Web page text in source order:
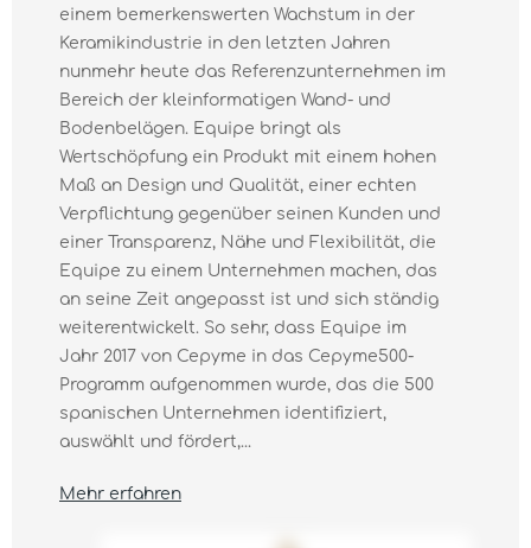
einem bemerkenswerten Wachstum in der
Keramikindustrie in den letzten Jahren
nunmehr heute das Referenzunternehmen im
Bereich der kleinformatigen Wand- und
Bodenbelägen. Equipe bringt als
Wertschöpfung ein Produkt mit einem hohen
Maß an Design und Qualität, einer echten
Verpflichtung gegenüber seinen Kunden und
einer Transparenz, Nähe und Flexibilität, die
Equipe zu einem Unternehmen machen, das
an seine Zeit angepasst ist und sich ständig
weiterentwickelt. So sehr, dass Equipe im
Jahr 2017 von Cepyme in das Cepyme500-
Programm aufgenommen wurde, das die 500
spanischen Unternehmen identifiziert,
auswählt und fördert,...
Mehr erfahren